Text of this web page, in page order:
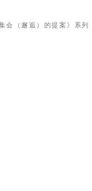
会（邂逅）的提案》系列